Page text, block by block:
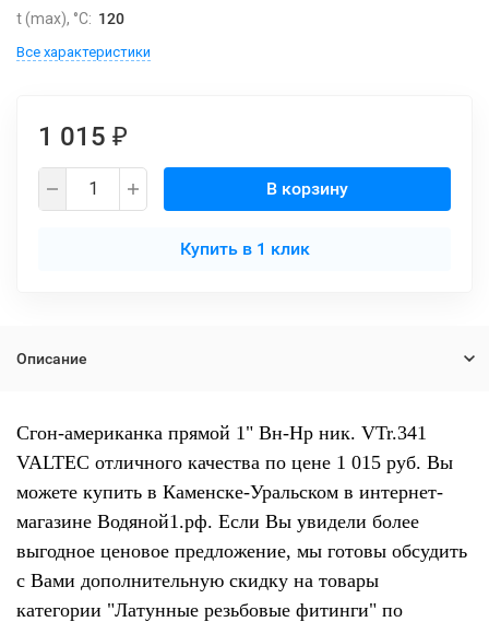
t (max), °С: 120
Все характеристики
1 015 ₽
В корзину
Купить в 1 клик
Описание
Сгон-американка прямой 1" Вн-Нр ник. VTr.341
VALTEC отличного качества по цене 1 015 руб. Вы
можете купить в Каменске-Уральском в интернет-
магазине Водяной1.рф. Если Вы увидели более
выгодное ценовое предложение, мы готовы обсудить
с Вами дополнительную скидку на товары
категории "Латунные резьбовые фитинги" по